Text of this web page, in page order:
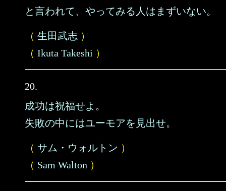
と言われて、やってみる人はまずいない。
（ 生田武志 ）
（ Ikuta Takeshi ）
20.
成功は祝福せよ。
失敗の中にはユーモアを見出せ。
（ サム・ウォルトン ）
（ Sam Walton ）